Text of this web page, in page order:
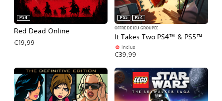
Red Dead Online
PS4
€19,99
It Takes Two PS4™ & PS5™
PS5
PS4
OFFRE DE JEU GROUPÉE
Inclus
€39,99